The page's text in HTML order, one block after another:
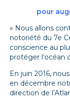
pour
« Nous allons
notoriété du 7e
conscience au
protéger l’océan
En juin 2016,
en décembre
direction de